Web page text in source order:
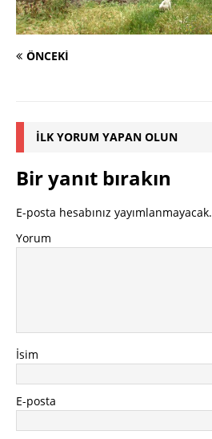
ÖNCEKI
İLK YORUM YAPAN OLUN
Bir yanıt bırakın
E-posta hesabınız yayımlanmayacak.
Yorum
İsim
E-posta